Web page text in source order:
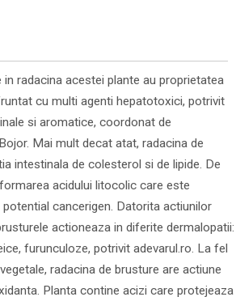
radacina acestei plante au proprietatea
cu multi agenti hepatotoxici, potrivit
si aromatice, coordonat de
Mai mult decat atat, radacina de
intestinala de colesterol si de lipide. De
acidului litocolic care este
cancerigen. Datorita actiunilor
actioneaza in diferite dermalopatii:
furunculoze, potrivit adevarul.ro. La fel
radacina de brusture are actiune
Planta contine acizi care protejeaza